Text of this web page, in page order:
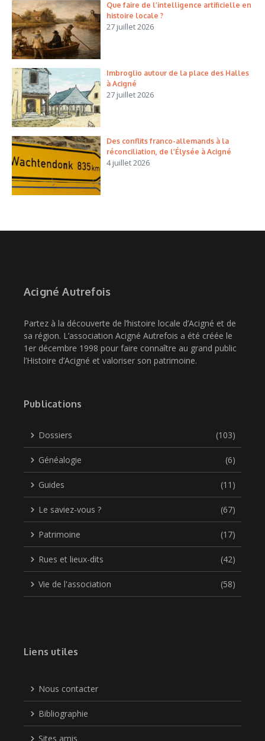
Que faire de l’intelligence artificielle en
histoire locale ?
27 juillet 2026
Imbroglio autour de la place des Halles
à Acigné
27 juillet 2026
Des conflits franco-allemands à la
réconciliation, de l’Élysée à Acigné
4 juillet 2026
Acigné Autrefois
Partez à la découverte de l’histoire locale d’Acigné et de
sa région. L’association Acigné Autrefois a été créée le
1er décembre 1998 pour faire connaître au grand public
l’Histoire d’Acigné et valoriser son patrimoine.
Publications
Dossiers (103)
Généalogie (6)
Guides (11)
Le saviez-vous ? (67)
Patrimoine (17)
Rues et lieux-dits (42)
Vie de l'association (58)
Liens utiles
Nous contacter
Bibliographie
Sites amis